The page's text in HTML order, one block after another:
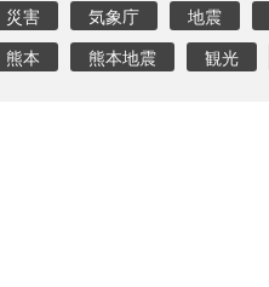
災害
気象庁 地震
熊本
熊本地震 観光